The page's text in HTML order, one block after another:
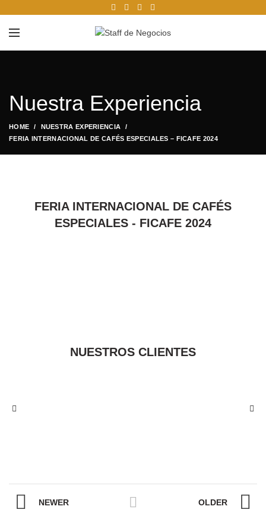
Nuestra Experiencia
HOME
NUESTRA EXPERIENCIA
FERIA INTERNACIONAL DE CAFÉS ESPECIALES – FICAFE 2024
FERIA INTERNACIONAL DE CAFÉS
ESPECIALES - FICAFE 2024
NUESTROS CLIENTES
NEWER OLDER